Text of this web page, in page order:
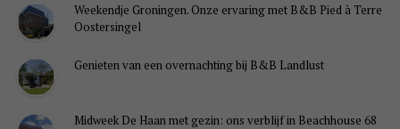
Weekendje Groningen. Onze ervaring met B&B Pied à Terre
Oostersingel
Genieten van een overnachting bij B&B Landlust
Midweek De Haan met gezin: ons verblijf in Beachhouse 68